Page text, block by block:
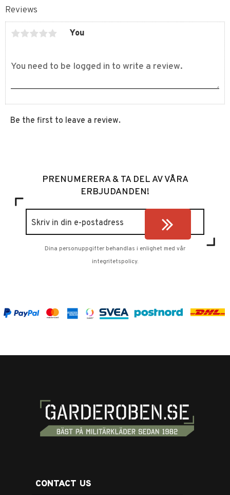
Reviews
You
Be the first to leave a review.
PRENUMERERA & TA DEL AV VÅRA
ERBJUDANDEN!
Dina personuppgifter behandlas i enlighet med vår
integritetspolicy.
CONTACT US